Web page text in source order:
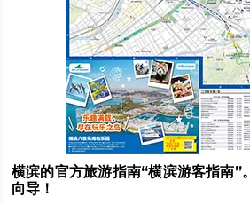
横滨的官方旅游指南“横滨游客指南”
向导！